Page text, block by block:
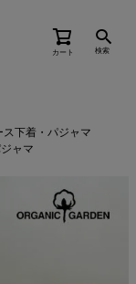
カート 検索
ス下着・パジャマ
ャマ